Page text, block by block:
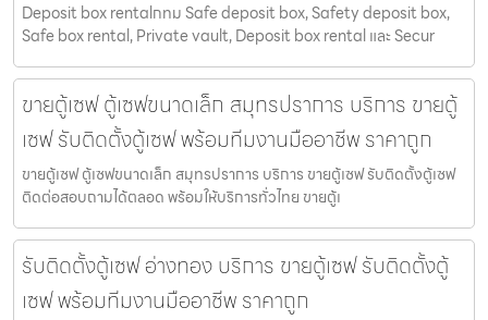
Deposit box rentalกทม Safe deposit box, Safety deposit box,
Safe box rental, Private vault, Deposit box rental และ Secur
ขายตู้เซฟ ตู้เซฟขนาดเล็ก สมุทรปราการ บริการ ขายตู้
เซฟ รับติดตั้งตู้เซฟ พร้อมทีมงานมืออาชีพ ราคาถูก
ขายตู้เซฟ ตู้เซฟขนาดเล็ก สมุทรปราการ บริการ ขายตู้เซฟ รับติดตั้งตู้เซฟ
ติดต่อสอบถามได้ตลอด พร้อมให้บริการทั่วไทย ขายตู้เ
รับติดตั้งตู้เซฟ อ่างทอง บริการ ขายตู้เซฟ รับติดตั้งตู้
เซฟ พร้อมทีมงานมืออาชีพ ราคาถูก